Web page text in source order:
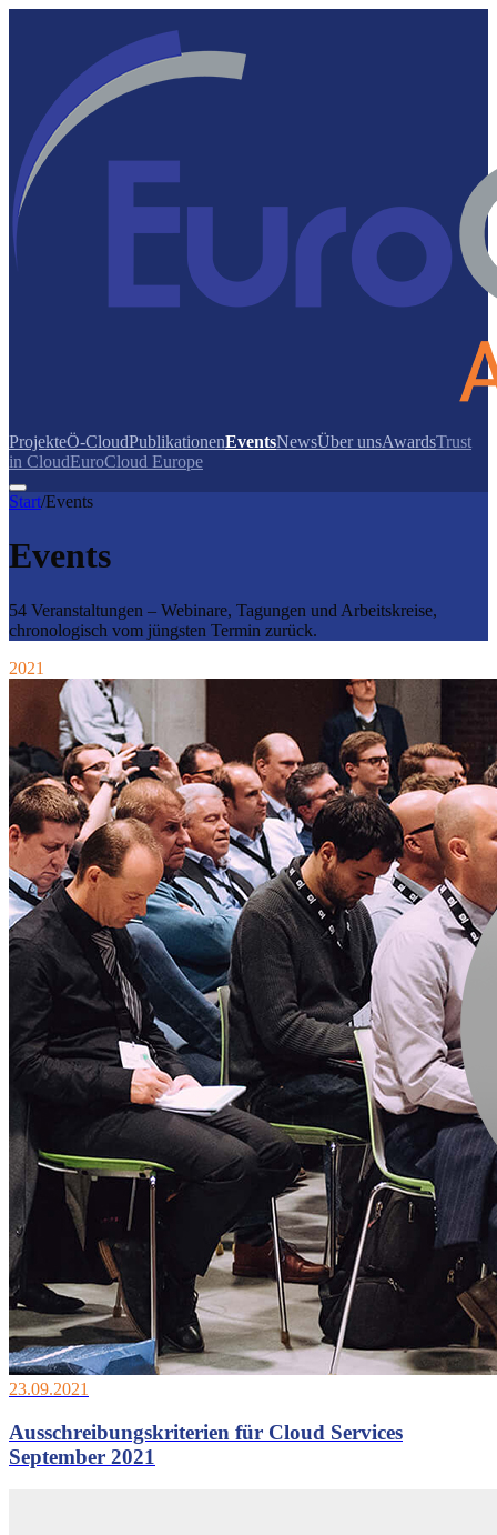
ProjekteÖ-CloudPublikationenEventsNewsÜber unsAwardsTrust
in CloudEuroCloud Europe
Start/Events
Events
54 Veranstaltungen – Webinare, Tagungen und Arbeitskreise,
chronologisch vom jüngsten Termin zurück.
2021
23.09.2021
Ausschreibungskriterien für Cloud Services
September 2021